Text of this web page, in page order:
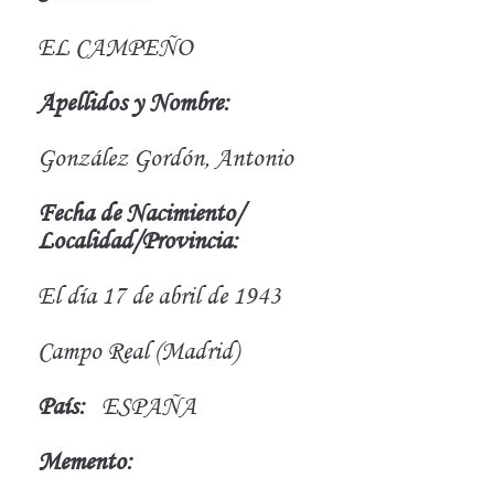
EL CAMPEÑO
Apellidos y Nombre:
González Gordón, Antonio
Fecha de Nacimiento/
Localidad/Provincia:
El día 17 de abril de 1943
Campo Real (Madrid)
País: ESPAÑA
Memento: